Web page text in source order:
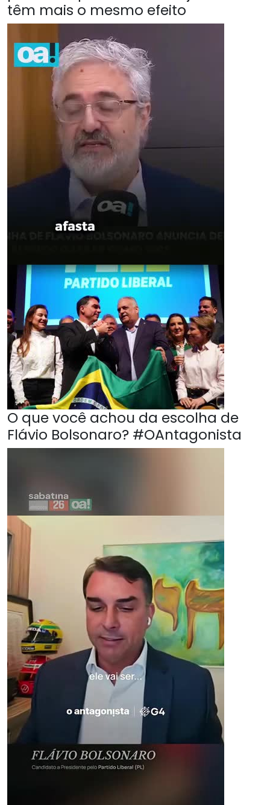
têm mais o mesmo efeito
O que você achou da escolha de
Flávio Bolsonaro? #OAntagonista